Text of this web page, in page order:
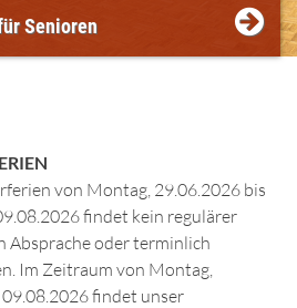
Senioren
von Montag, 29.06.2026 bis
findet kein regulärer
Absprache oder terminlich
Im Zeitraum von Montag,
findet unser